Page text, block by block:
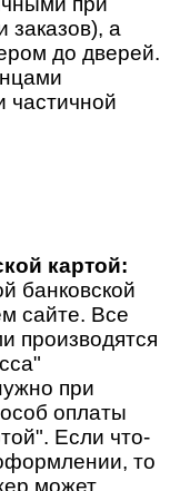
заказов), а
до дверей.
частичной
картой:
банковской
сайте. Все
производятся
при
оплаты
Если что-
то
может